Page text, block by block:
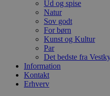
Ud og spise
Natur
Sov godt
For børn
Kunst og Kultur
Par
Det bedste fra
Information
Kontakt
Erhverv